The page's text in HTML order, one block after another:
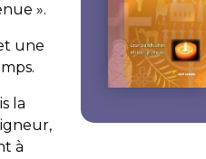
».
une
la
à